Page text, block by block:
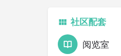
社区配套
阅览室